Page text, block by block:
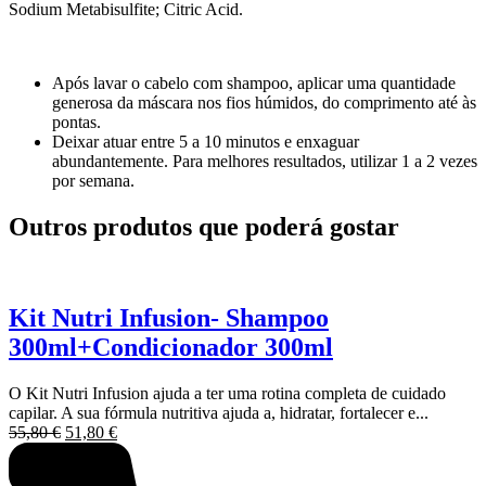
Sodium Metabisulfite; Citric Acid.
Após lavar o cabelo com shampoo, aplicar uma quantidade
generosa da máscara nos fios húmidos, do comprimento até às
pontas.
Deixar atuar entre 5 a 10 minutos e enxaguar
abundantemente. Para melhores resultados, utilizar 1 a 2 vezes
por semana.
Outros produtos que poderá gostar
Kit Nutri Infusion- Shampoo
300ml+Condicionador 300ml
O Kit Nutri Infusion ajuda a ter uma rotina completa de cuidado
capilar. A sua fórmula nutritiva ajuda a, hidratar, fortalecer e...
55,80€ O
51,80 €O
preço
atual